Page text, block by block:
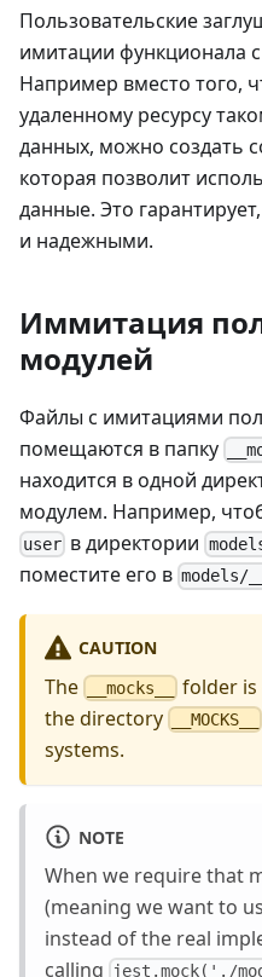
Пользовательские
имитации функционала
Например вместо того,
удаленному ресурсу
данных, можно создать
которая позволит
данные. Это
и надежными.
Иммитация
модулей
Файлы с имитациями
помещаются в папку
находится в одной
модулем. Например,
user в директории
поместите его в models/
CAUTION
The __mocks__
folder is
the directory
__MOCKS__
systems.
NOTE
When we require that
(meaning we want to
instead of the real
calling
jest.mock('./